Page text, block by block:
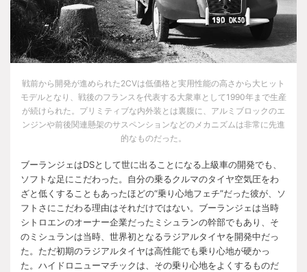
戦前から開発が進められた2CVは低価格と実用性能の高さから大ヒット
モデルとなり、戦後のフランスを代表する大衆車として1990年まで生産
が続けられた。プリミティブな内外装とは裏腹に、アルミブロックのエ
ンジンや前後関連懸架のサスペンションなどのメカニズムは非常に先進
的なものだった。
ブーランジェはDSとして世に出ることになる上級車の開発でも、
ソフトな足にこだわった。自分の乗るクルマのタイヤ空気圧をわ
ざと低くすることもあったほどの“乗り心地フェチ”だった彼が、ソ
フトさにこだわる理由はそれだけではない。ブーランジェは当時
シトロエンのオーナー企業だったミシュランの幹部でもあり、そ
のミシュランは当時、世界初となるラジアルタイヤを開発中だっ
た。ただ初期のラジアルタイヤは高性能でも乗り心地が硬かっ
た。ハイドロニューマチックは、その乗り心地をよくするものだ